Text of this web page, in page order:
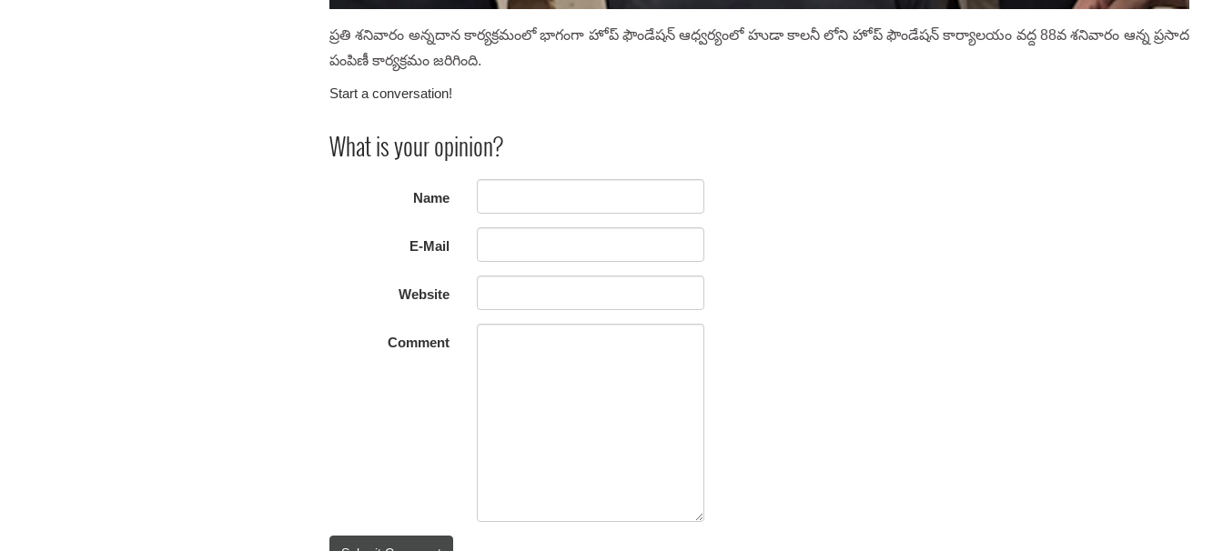
ప్రతి శనివారం అన్నదాన కార్యక్రమంలో భాగంగా హోప్ ఫౌండేషన్ ఆధ్వర్యంలో హుడా కాలనీ లోని హోప్ ఫౌండేషన్ కార్యాలయం వద్ద 88వ శనివారం ఆన్న ప్రసాద
పంపిణీ కార్యక్రమం జరిగింది.
Start a conversation!
What is your opinion?
Name
E-Mail
Website
Comment